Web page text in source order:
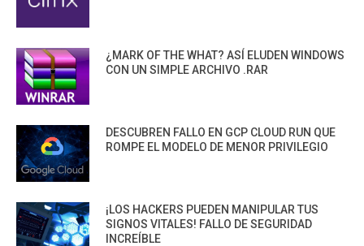
¿MARK OF THE WHAT? ASÍ ELUDEN WINDOWS
CON UN SIMPLE ARCHIVO .RAR
DESCUBREN FALLO EN GCP CLOUD RUN QUE
ROMPE EL MODELO DE MENOR PRIVILEGIO
¡LOS HACKERS PUEDEN MANIPULAR TUS
SIGNOS VITALES! FALLO DE SEGURIDAD
INCREÍBLE